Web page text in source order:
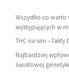
Wszystko co
występujących w
THC na sen –
Najbardziej
światowej